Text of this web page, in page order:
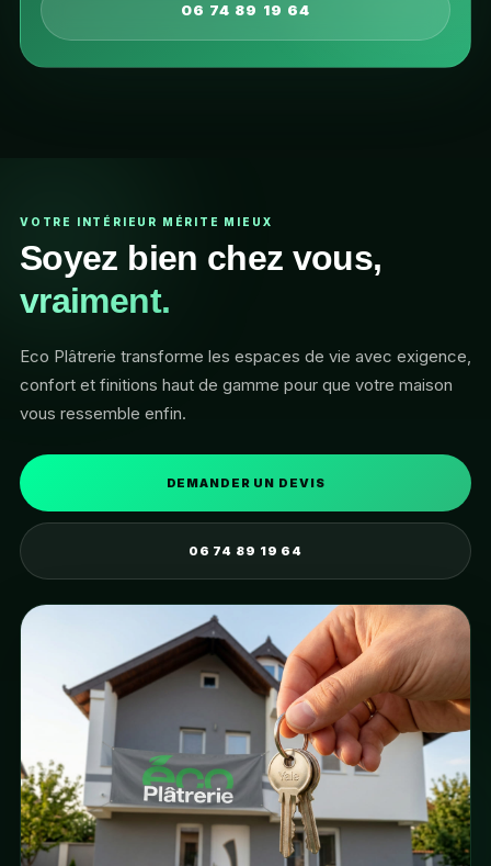
06 74 89 19 64
VOTRE INTÉRIEUR MÉRITE MIEUX
Soyez bien chez vous,
vraiment.
Eco Plâtrerie transforme les espaces de vie avec exigence,
confort et finitions haut de gamme pour que votre maison
vous ressemble enfin.
DEMANDER UN DEVIS
06 74 89 19 64